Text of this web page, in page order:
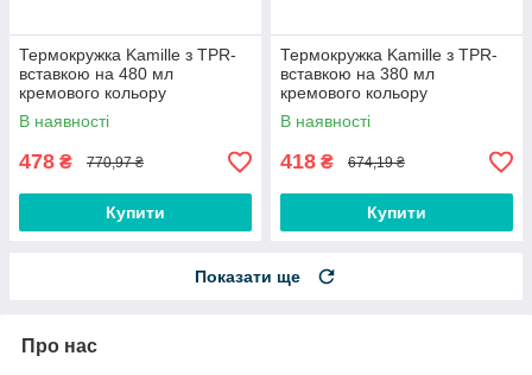
Термокружка Kamille з TPR-
вставкою на 480 мл
кремового кольору
В наявності
478 ₴ 770,97 ₴
Купити
Термокружка Kamille з TPR-
вставкою на 380 мл
кремового кольору
В наявності
418 ₴ 674,19 ₴
Купити
Показати ще
Про нас